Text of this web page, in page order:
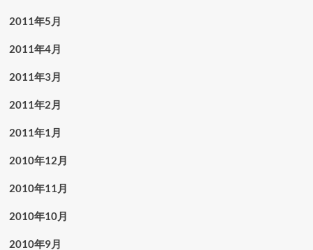
2011年5月
2011年4月
2011年3月
2011年2月
2011年1月
2010年12月
2010年11月
2010年10月
2010年9月